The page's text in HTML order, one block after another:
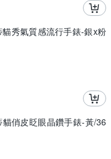
秀氣質感流行手錶-銀x粉
貓俏皮眨眼晶鑽手錶-黃/36